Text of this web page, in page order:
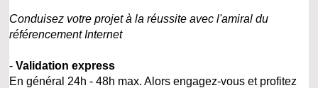
Conduisez votre projet à la réussite avec l'amiral du
référencement Internet
-Validation express
En général 24h - 48h max. Alors engagez-vous et profitez